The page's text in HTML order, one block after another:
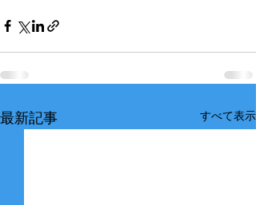
最新記事 すべて表示